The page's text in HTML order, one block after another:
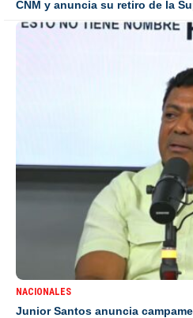
CNM y anuncia su retiro de la
NACIONALES
Junior Santos anuncia